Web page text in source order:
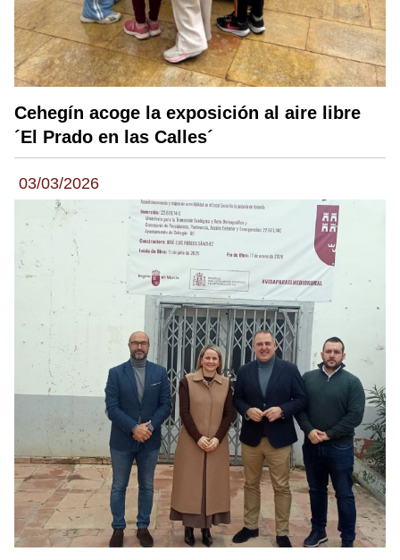
Cehegín acoge la exposición al aire libre
´El Prado en las Calles´
03/03/2026